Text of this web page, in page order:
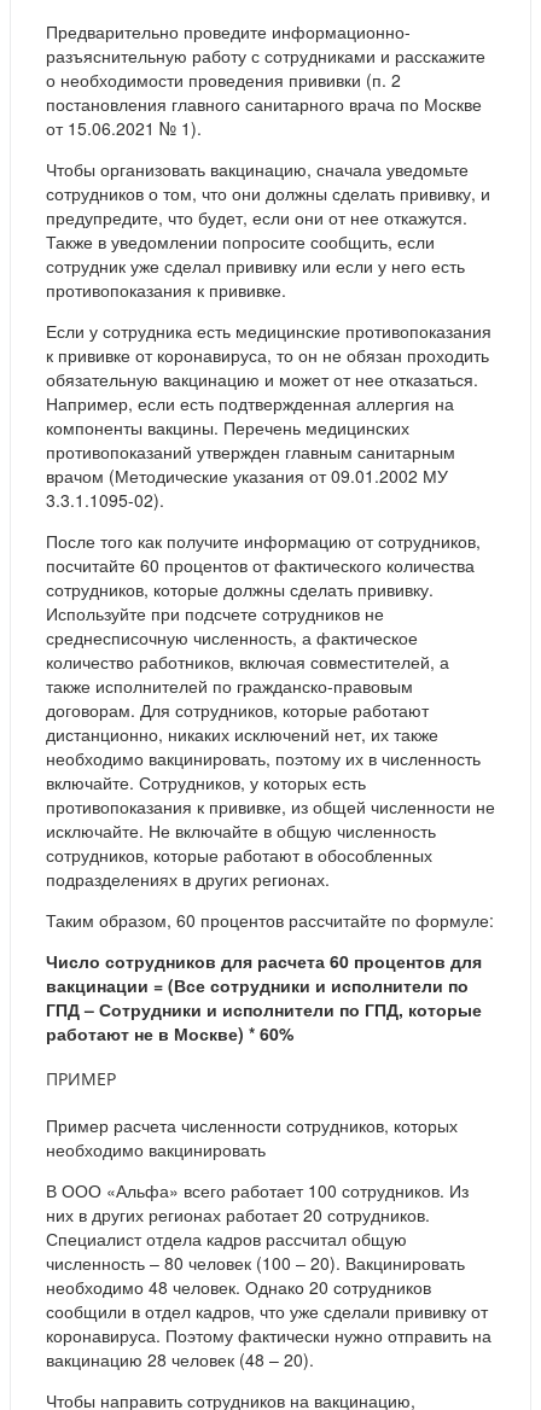
Предварительно проведите информационно-
разъяснительную работу с сотрудниками и расскажите
о необходимости проведения прививки (п. 2
постановления главного санитарного врача по Москве
от 15.06.2021 № 1).
Чтобы организовать вакцинацию, сначала уведомьте
сотрудников о том, что они должны сделать прививку, и
предупредите, что будет, если они от нее откажутся.
Также в уведомлении попросите сообщить, если
сотрудник уже сделал прививку или если у него есть
противопоказания к прививке.
Если у сотрудника есть медицинские противопоказания
к прививке от коронавируса, то он не обязан проходить
обязательную вакцинацию и может от нее отказаться.
Например, если есть подтвержденная аллергия на
компоненты вакцины. Перечень медицинских
противопоказаний утвержден главным санитарным
врачом (Методические указания от 09.01.2002 МУ
3.3.1.1095-02).
После того как получите информацию от сотрудников,
посчитайте 60 процентов от фактического количества
сотрудников, которые должны сделать прививку.
Используйте при подсчете сотрудников не
среднесписочную численность, а фактическое
количество работников, включая совместителей, а
также исполнителей по гражданско-правовым
договорам. Для сотрудников, которые работают
дистанционно, никаких исключений нет, их также
необходимо вакцинировать, поэтому их в численность
включайте. Сотрудников, у которых есть
противопоказания к прививке, из общей численности не
исключайте. Не включайте в общую численность
сотрудников, которые работают в обособленных
подразделениях в других регионах.
Таким образом, 60 процентов рассчитайте по формуле:
Число сотрудников для расчета 60 процентов для
вакцинации = (Все сотрудники и исполнители по
ГПД – Сотрудники и исполнители по ГПД, которые
работают не в Москве) * 60%
ПРИМЕР
Пример расчета численности сотрудников, которых
необходимо вакцинировать
В ООО «Альфа» всего работает 100 сотрудников. Из
них в других регионах работает 20 сотрудников.
Специалист отдела кадров рассчитал общую
численность – 80 человек (100 – 20). Вакцинировать
необходимо 48 человек. Однако 20 сотрудников
сообщили в отдел кадров, что уже сделали прививку от
коронавируса. Поэтому фактически нужно отправить на
вакцинацию 28 человек (48 – 20).
Чтобы направить сотрудников на вакцинацию,